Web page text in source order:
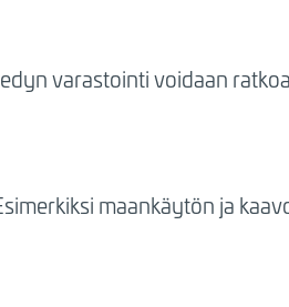
varastointi voidaan
maankäytön ja